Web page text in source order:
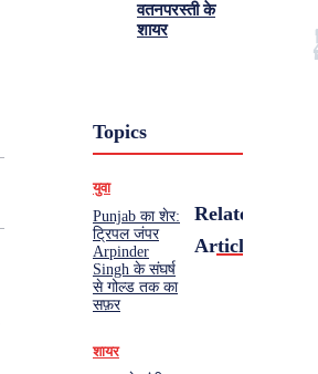
वतनपरस्ती के
शायर
Topics
युवा
Punjab का शेर:
ट्रिपल जंपर
Arpinder
Singh के संघर्ष
से गोल्ड तक का
सफ़र
शायर
Related
Articles